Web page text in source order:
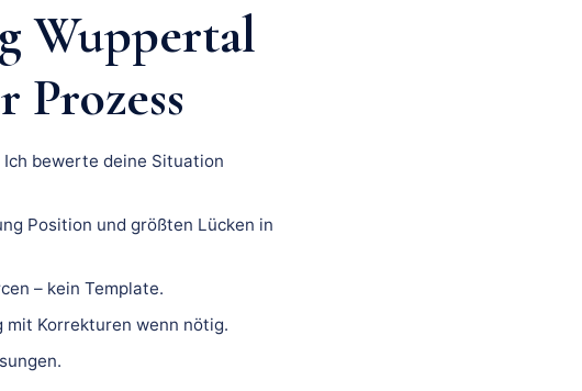
Wuppertal
bewerte deine Situation
Position und größten Lücken in
– kein Template.
mit Korrekturen wenn nötig.